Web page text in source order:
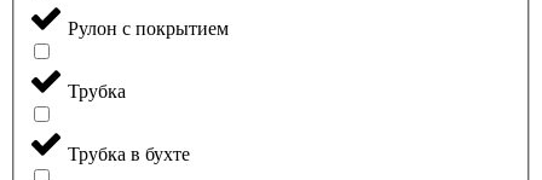
Рулон с покрытием
Трубка
Трубка в бухте